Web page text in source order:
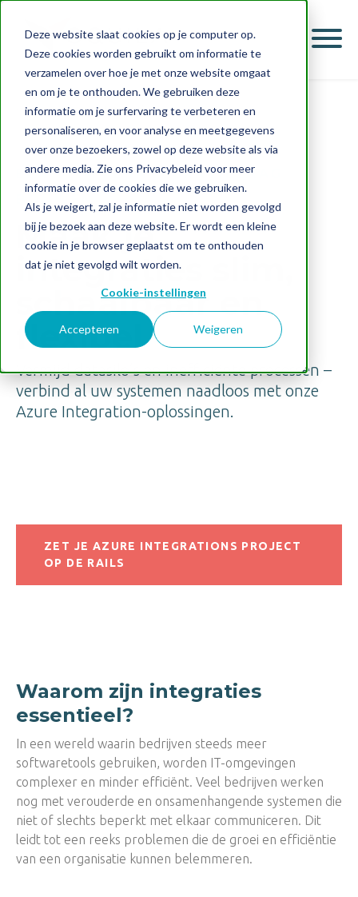
Deze website slaat cookies op je computer op.
Deze cookies worden gebruikt om informatie te
verzamelen over hoe je met onze website omgaat
en om je te onthouden. We gebruiken deze
informatie om je surfervaring te verbeteren en
personaliseren, en voor analyse en meetgegevens
over onze bezoekers, zowel op deze website als via
andere media. Zie ons Privacybeleid voor meer
informatie over de cookies die we gebruiken.
Als je weigert, zal je informatie niet worden gevolgd
bij je bezoek aan deze website. Er wordt een kleine
cookie in je browser geplaatst om te onthouden
dat je niet gevolgd wilt worden.
Cookie-instellingen
Accepteren Weigeren
Home Azure Integrations
EEN SLIMME INTEGRATIELAAG
BOUWEN
Maak je
integraties slim,
schaalbaar en
flexibel
Vermijd datasilo’s en inefficiënte processen –
verbind al uw systemen naadloos met onze
Azure Integration-oplossingen.
ZET JE AZURE INTEGRATIONS PROJECT
OP DE RAILS
Waarom zijn integraties
essentieel?
In een wereld waarin bedrijven steeds meer
softwaretools gebruiken, worden IT-omgevingen
complexer en minder efficiënt. Veel bedrijven werken
nog met verouderde en onsamenhangende systemen die
niet of slechts beperkt met elkaar communiceren. Dit
leidt tot een reeks problemen die de groei en efficiëntie
van een organisatie kunnen belemmeren.